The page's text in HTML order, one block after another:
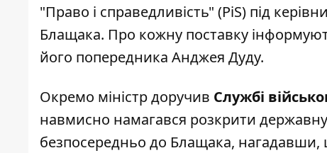
"Право і справедливість" (PiS) під
Блащака. Про кожну поставку
його попередника Анджея Дуду.
Окремо міністр доручив Службі
навмисно намагався розкрити
безпосередньо до Блащака, нагадавши,